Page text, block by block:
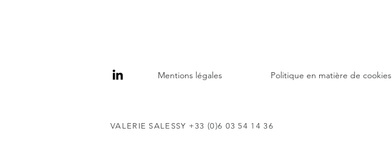
Mentions légales Politique en matière de cookies
VALERIE SALESSY +33 (0)6 03 54 14 36